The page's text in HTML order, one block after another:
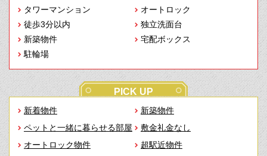
タワーマンション
オートロック
徒歩3分以内
独立洗面台
新築物件
宅配ボックス
駐輪場
PICK UP
新着物件
新築物件
ペットと一緒に暮らせる部屋
敷金礼金なし
オートロック物件
超駅近物件